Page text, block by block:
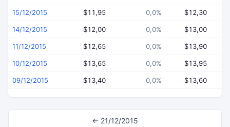
15/12/2015 $11,95 0,0% $12,30
14/12/2015 $12,00 0,0% $13,00
11/12/2015 $12,65 0,0% $13,90
10/12/2015 $13,65 0,0% $13,95
09/12/2015 $13,40 0,0% $13,60
← 21/12/2015